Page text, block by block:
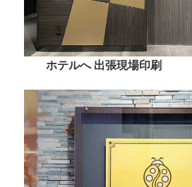
ホテルへ 出張現場印刷